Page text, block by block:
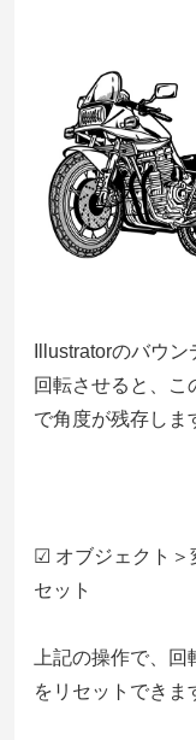
Illustratorのバウ
回転させると、こ
で角度が残存しま
☑ オブジェクト＞
セット
上記の操作で、
をリセットできま